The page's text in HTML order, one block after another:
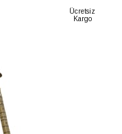
Ücretsiz
Kargo